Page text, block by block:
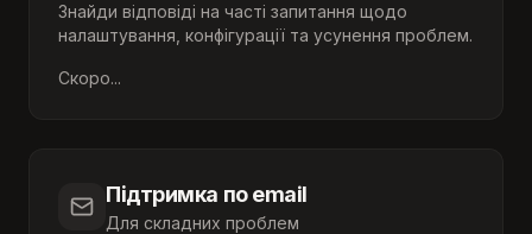
Знайди відповіді на часті запитання щодо
налаштування, конфігурації та усунення проблем.
Скоро...
Підтримка по email
Для складних проблем